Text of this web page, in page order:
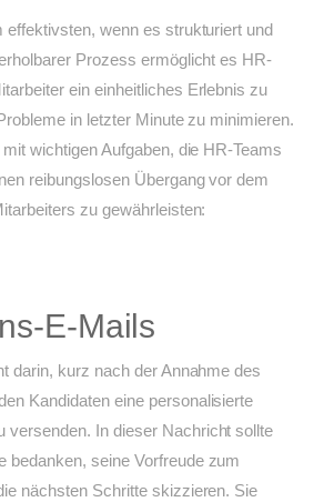
effektivsten, wenn es strukturiert und
Prozess ermöglicht es HR-
ein einheitliches Erlebnis zu
in letzter Minute zu minimieren.
wichtigen Aufgaben, die HR-Teams
reibungslosen Übergang vor dem
zu gewährleisten:
E-Mails
darin, kurz nach der Annahme des
Kandidaten eine personalisierte
versenden. In dieser Nachricht sollte
bedanken, seine Vorfreude zum
nächsten Schritte skizzieren. Sie